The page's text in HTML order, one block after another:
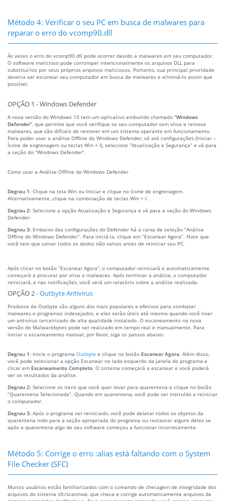
Método 4: Verificar o seu PC em busca de malwares para
reparar o erro do vcomp90.dll
Às vezes o erro do vcomp90.dll pode ocorrer devido a malwares em seu computador.
O software malicioso pode corromper intencionalmente os arquivos DLL para
substituí-los por seus próprios arquivos maliciosos. Portanto, sua principal prioridade
deveria ser escanear seu computador em busca de malwares e eliminá-lo assim que
possível.
OPÇÃO 1 - Windows Defender
A nova versão do Windows 10 tem um aplicativo embutido chamado “Windows
Defender” , que permite que você verifique se seu computador tem vírus e remova
malwares, que são difíceis de remover em um sistema operante em funcionamento.
Para poder usar a análise Offline do Windows Defender, vá até configurações (Iniciar –
Ícone de engrenagem ou teclas Win + I), selecione “Atualização e Segurança” e vá para
a seção do “Windows Defender”.
Como usar a Análise Offline do Windows Defender
Degrau 1: Clique na tela Win ou Iniciar e clique no ícone de engrenagem.
Alternativamente, clique na combinação de teclas Win + I.
Degrau 2: Selecione a opção Atualização e Segurança e vá para a seção do Windows
Defender.
Degrau 3: Embaixo das configurações do Defender há a caixa de seleção “Análise
Offline do Windows Defender”. Para iniciá-la, clique em “Escanear Agora”. Note que
você tem que salvar todos os dados não salvos antes de reiniciar seu PC.
Após clicar no botão “Escanear Agora”, o computador reiniciará e automaticamente
começará a procurar por vírus e malwares. Após terminar a análise, o computador
reiniciará, e nas notificações, você verá um relatório sobre a análise realizada.
OPÇÃO 2 -Outbyte Antivirus
Produtos da Outbyte são alguns dos mais populares e efetivos para combater
malwares e programas indesejados, e eles serão úteis até mesmo quando você tiver
um antivírus terceirizado de alta qualidade instalado. O escaneamento na nova
versão do Malwarebytes pode ser realizado em tempo real e manualmente. Para
iniciar o escaneamento manual, por favor, siga os passos abaixo:
Degrau 1: Inicie o programa Outbyte e clique no botão Escanear Agora. Além disso,
você pode selecionar a opção Escanear no lado esquerdo da janela do programa e
clicar em Escaneamento Completo. O sistema começará a escanear e você poderá
ver os resultados da análise.
Degrau 2: Selecione os itens que você quer levar para quarentena e clique no botão
“Quarentena Selecionada”. Quando em quarentena, você pode ser instruído a reiniciar
o computador.
Degrau 3: Após o programa ser reiniciado, você pode deletar todos os objetos da
quarentena indo para a seção apropriada do programa ou restaurar alguns deles se
após a quarentena algo de seu software começou a funcionar incorretamente.
Método 5: Corrige o erro :alias está faltando com o System
File Checker (SFC)
Muitos usuários estão familiarizados com o comando de checagem de integridade dos
arquivos do sistema sfc/scannow, que checa e corrige automaticamente arquivos de